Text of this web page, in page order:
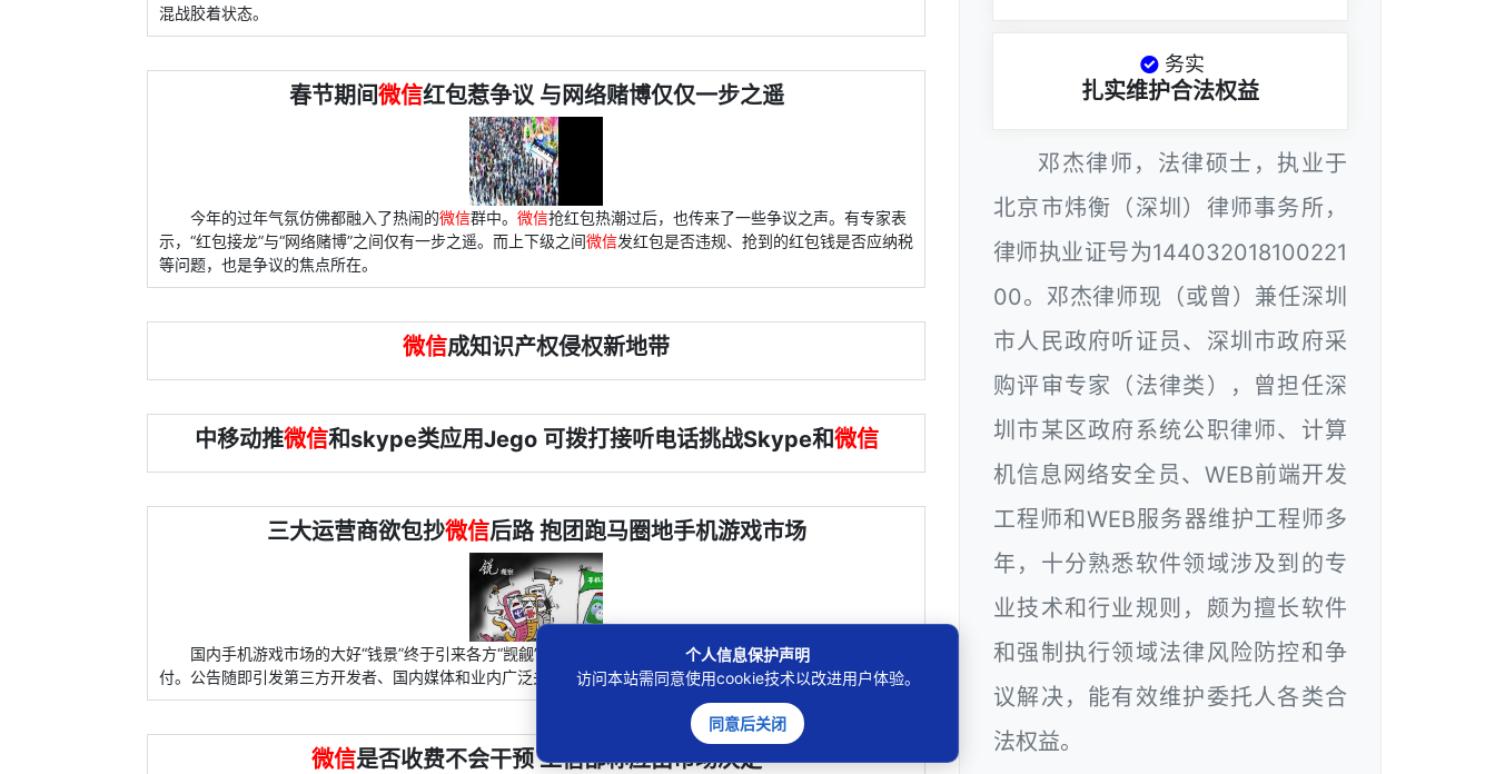
混战胶着状态。
春节期间微信红包惹争议 与网络赌博仅仅一步之遥
今年的过年气氛仿佛都融入了热闹的微信群中。 微信抢红包热潮过后，也传来了一些争议之声。有专家表
示，“红包接龙”与“网络赌博”之间仅有一步之遥。而上下级之间微信发红包是否违规、抢到的红包钱是否应纳税
等问题，也是争议的焦点所在。
微信成知识产权侵权新地带
中移动推微信和skype类应用Jego 可拨打接听电话挑战Skype和微信
三大运营商欲包抄微信后路 抱团跑马圈地手机游戏市场
国内手机游戏市场的大好“钱景”终于引来各方“觊觎”，中国移动首先宣布将联合联通与电信抢入手机游戏支
付。公告随即引发第三方开发者、国内媒体和业内广泛关注。
微信是否收费不会干预 工信部称应由市场决定
务实
扎实维护合法权益
邓杰律师，法律硕士，执业于
北京市炜衡（深圳）律师事务所，
律师执业证号为144032018100221
00。邓杰律师现（或曾）兼任深圳
市人民政府听证员、深圳市政府采
购评审专家（法律类），曾担任深
圳市某区政府系统公职律师、计算
机信息网络安全员、WEB前端开发
工程师和WEB服务器维护工程师多
年，十分熟悉软件领域涉及到的专
业技术和行业规则，颇为擅长软件
和强制执行领域法律风险防控和争
议解决，能有效维护委托人各类合
法权益。
个人信息保护声明
访问本站需同意使用cookie技术以改进用户体验。
同意后关闭